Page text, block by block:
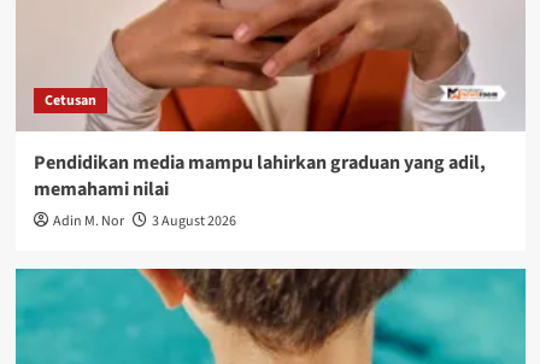
Cetusan
Pendidikan media mampu lahirkan graduan yang adil,
memahami nilai
Adin M. Nor 3 August 2026